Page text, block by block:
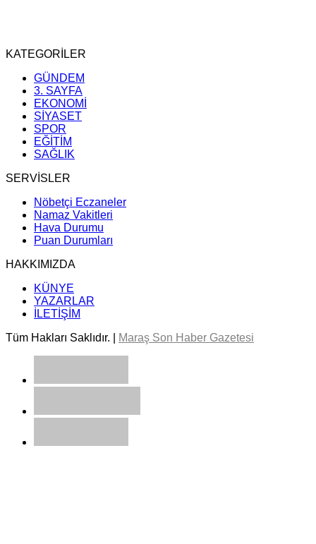
KATEGORİLER
GÜNDEM
3. SAYFA
EKONOMİ
SİYASET
SPOR
EĞİTİM
SAĞLIK
SERVİSLER
Nöbetçi Eczaneler
Namaz Vakitleri
Hava Durumu
Puan Durumları
HAKKIMIZDA
KÜNYE
YAZARLAR
İLETİŞİM
Tüm Hakları Saklıdır. |
Maraş Son Haber Gazetesi